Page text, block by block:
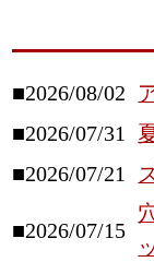
■2026/08/02
■2026/07/31
■2026/07/21
■2026/07/15